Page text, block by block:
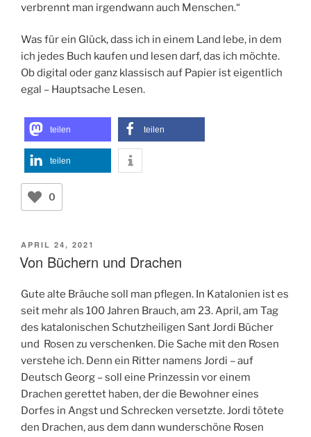
verbrennt man irgendwann auch Menschen.“
Was für ein Glück, dass ich in einem Land lebe, in dem
ich jedes Buch kaufen und lesen darf, das ich möchte.
Ob digital oder ganz klassisch auf Papier ist eigentlich
egal – Hauptsache Lesen.
teilen teilen
teilen
0
VERÖFFENTLICHT
AM
APRIL 24, 2021
Von Büchern und Drachen
Gute alte Bräuche soll man pflegen. In Katalonien ist es
seit mehr als 100 Jahren Brauch, am 23. April, am Tag
des katalonischen Schutzheiligen Sant Jordi Bücher
und Rosen zu verschenken. Die Sache mit den Rosen
verstehe ich. Denn ein Ritter namens Jordi – auf
Deutsch Georg – soll eine Prinzessin vor einem
Drachen gerettet haben, der die Bewohner eines
Dorfes in Angst und Schrecken versetzte. Jordi tötete
den Drachen, aus dem dann wunderschöne Rosen